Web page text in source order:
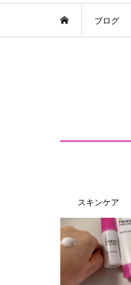
ブログ
スキンケア